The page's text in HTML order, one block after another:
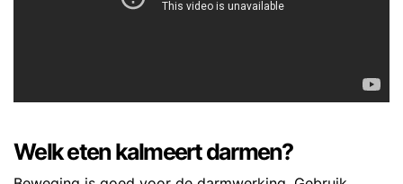
Welk eten kalmeert darmen?